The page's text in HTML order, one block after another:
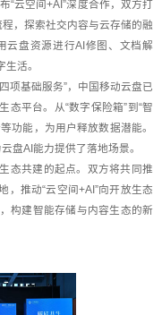
“云空间+AI”深度合作，双方打
，探索社交内容与云存储的融
云盘资源进行AI修图、文档解
活。
项基础服务”，中国移动云盘已
态平台。从“数字保险箱”到“智
功能，为用户释放数据潜能。
盘AI能力提供了落地场景。
态共建的起点。双方将共同推
，推动“云空间+AI”向开放生态
构建智能存储与内容生态的新